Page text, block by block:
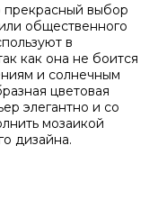
прекрасный выбор
общественного
в
как она не боится
и солнечным
цветовая
элегантно и со
мозаикой
дизайна.